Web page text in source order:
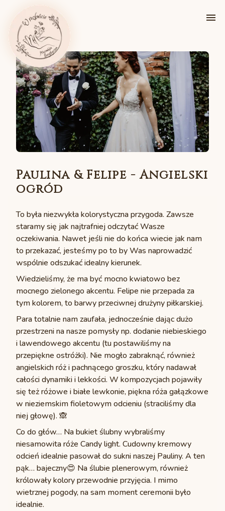
Paulina & Felipe - Angielski
ogród
To była niezwykła kolorystyczna przygoda. Zawsze
staramy się jak najtrafniej odczytać Wasze
oczekiwania. Nawet jeśli nie do końca wiecie jak nam
to przekazać, jesteśmy po to by Was naprowadzić
wspólnie odszukać idealny kierunek.
Wiedzieliśmy, że ma być mocno kwiatowo bez
mocnego zielonego akcentu. Felipe nie przepada za
tym kolorem, to barwy przeciwnej drużyny piłkarskiej.
Para totalnie nam zaufała, jednocześnie dając dużo
przestrzeni na nasze pomysły np. dodanie niebieskiego
i lawendowego akcentu (tu postawiliśmy na
przepiękne ostróżki). Nie mogło zabraknąć, również
angielskich róż i pachnącego groszku, który nadawał
całości dynamiki i lekkości. W kompozycjach pojawiły
się też różowe i białe lewkonie, piękna róża gałązkowe
w nieziemskim fioletowym odcieniu (straciliśmy dla
niej głowę). 🙈
Co do głów… Na bukiet ślubny wybraliśmy
niesamowita róże Candy light. Cudowny kremowy
odcień idealnie pasował do sukni naszej Pauliny. A ten
pąk… bajeczny😍 Na ślubie plenerowym, również
królowały kolory przewodnie przyjęcia. I mimo
wietrznej pogody, na sam moment ceremonii było
idealnie.